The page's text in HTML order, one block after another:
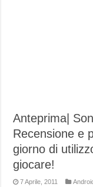
Anteprima|
Recensione e
giorno di
giocare!
7 Aprile, 2011